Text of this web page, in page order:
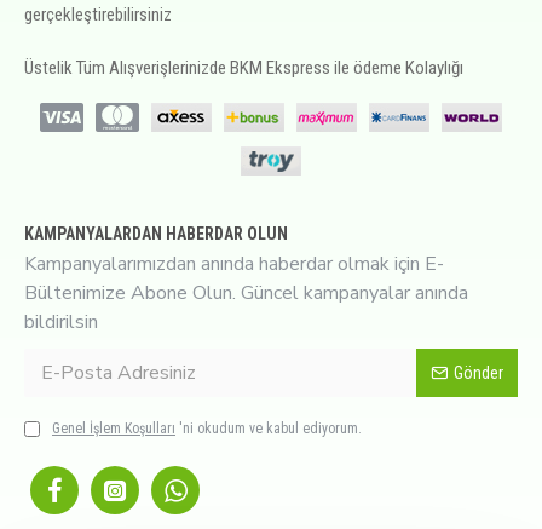
gerçekleştirebilirsiniz
Üstelik Tüm Alışverişlerinizde BKM Ekspress ile ödeme Kolaylığı
KAMPANYALARDAN HABERDAR OLUN
Kampanyalarımızdan anında haberdar olmak için E-
Bültenimize Abone Olun. Güncel kampanyalar anında
bildirilsin
Gönder
Genel İşlem Koşulları 'ni okudum ve kabul ediyorum.